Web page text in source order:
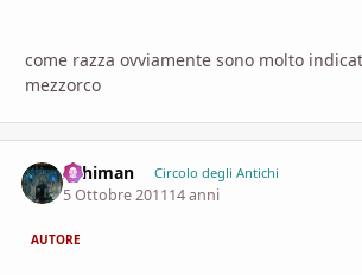
come razza ovviamente sono molto
mezzorco
Arhiman Circolo degli Antichi
5 Ottobre 201114 anni
AUTORE